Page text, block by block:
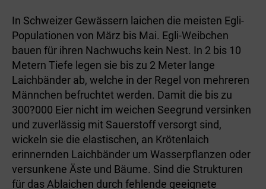
In Schweizer Gewässern laichen die meisten Egli-
Populationen von März bis Mai. Egli-Weibchen
bauen für ihren Nachwuchs kein Nest. In 2 bis 10
Metern Tiefe legen sie bis zu 2 Meter lange
Laichbänder ab, welche in der Regel von mehreren
Männchen befruchtet werden. Damit die bis zu
300?000 Eier nicht im weichen Seegrund versinken
und zuverlässig mit Sauerstoff versorgt sind,
wickeln sie die elastischen, an Krötenlaich
erinnernden Laichbänder um Wasserpflanzen oder
versunkene Äste und Bäume. Sind die Strukturen
für das Ablaichen durch fehlende geeignete